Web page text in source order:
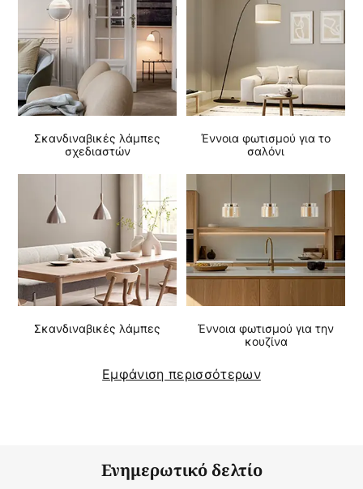
Σκανδιναβικές λάμπες
σχεδιαστών
Έννοια φωτισμού για το
σαλόνι
Σκανδιναβικές λάμπες
Έννοια φωτισμού για την
κουζίνα
Εμφάνιση περισσότερων
Ενημερωτικό δελτίο